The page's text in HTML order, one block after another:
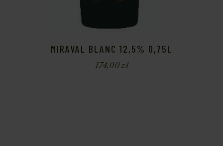
MIRAVAL BLANC 12,5% 0,75L
174,00zł